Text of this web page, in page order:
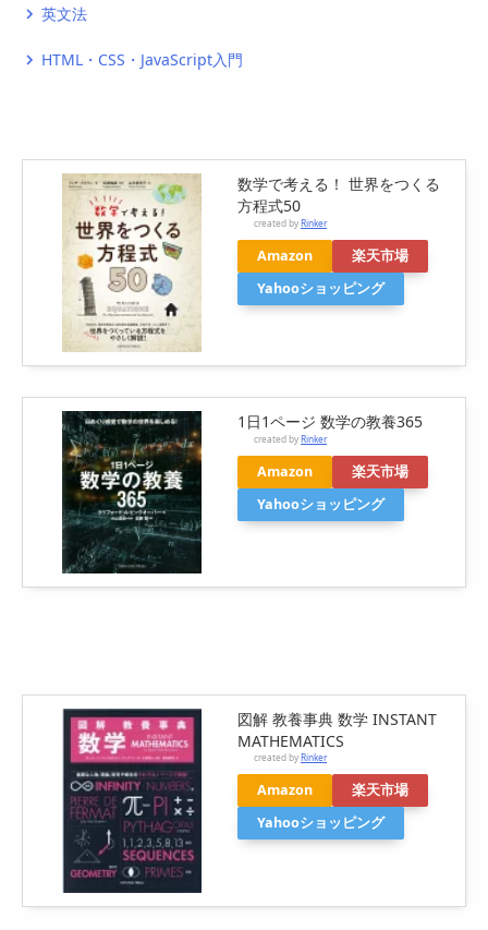
navigate_next 英文法
navigate_next HTML・CSS・JavaScript入門
数学で考える！ 世界をつくる
方程式50
created byRinker
Amazon
楽天市場
Yahooショッピング
1日1ページ 数学の教養365
created byRinker
Amazon
楽天市場
Yahooショッピング
図解 教養事典 数学 INSTANT
MATHEMATICS
created byRinker
Amazon
楽天市場
Yahooショッピング